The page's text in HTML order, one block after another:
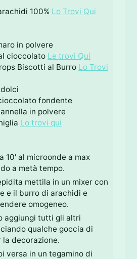
100% Lo Trovi Qui
in polvere
cioccolato Le trovi Qui
Biscotti al Burro Lo Trovi
fondente
in polvere
Lo trovi qui
10' al microonde a max
a metà tempo.
mettila in un mixer con
e il burro di arachidi e
omogeneo.
aggiungi tutti gli altri
qualche goccia di
decorazione.
versa in un tegamino di